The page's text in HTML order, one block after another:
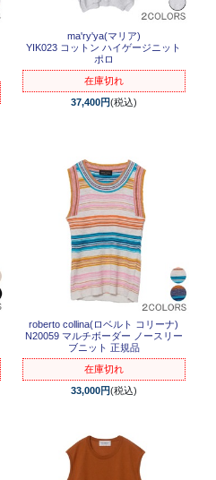
ma'ry'ya(マリア)
YIK023 コットン ハイゲージニット
ポロ
在庫切れ
37,400円(税込)
roberto collina(ロベルト コリーナ)
N20059 マルチボーダー ノースリー
ブニット 正規品
在庫切れ
33,000円(税込)